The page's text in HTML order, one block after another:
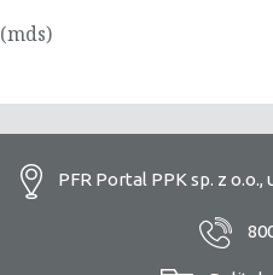
(mds)
PFR Portal PPK sp. z o.o.,